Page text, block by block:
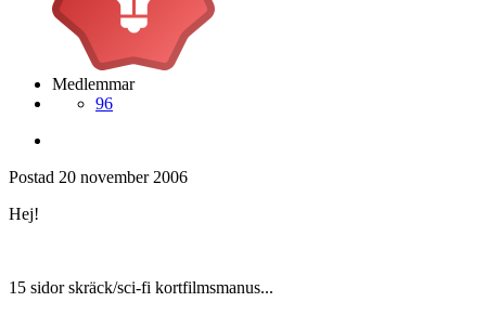
Medlemmar
96
Postad 20 november 2006
Hej!
15 sidor skräck/sci-fi kortfilmsmanus...